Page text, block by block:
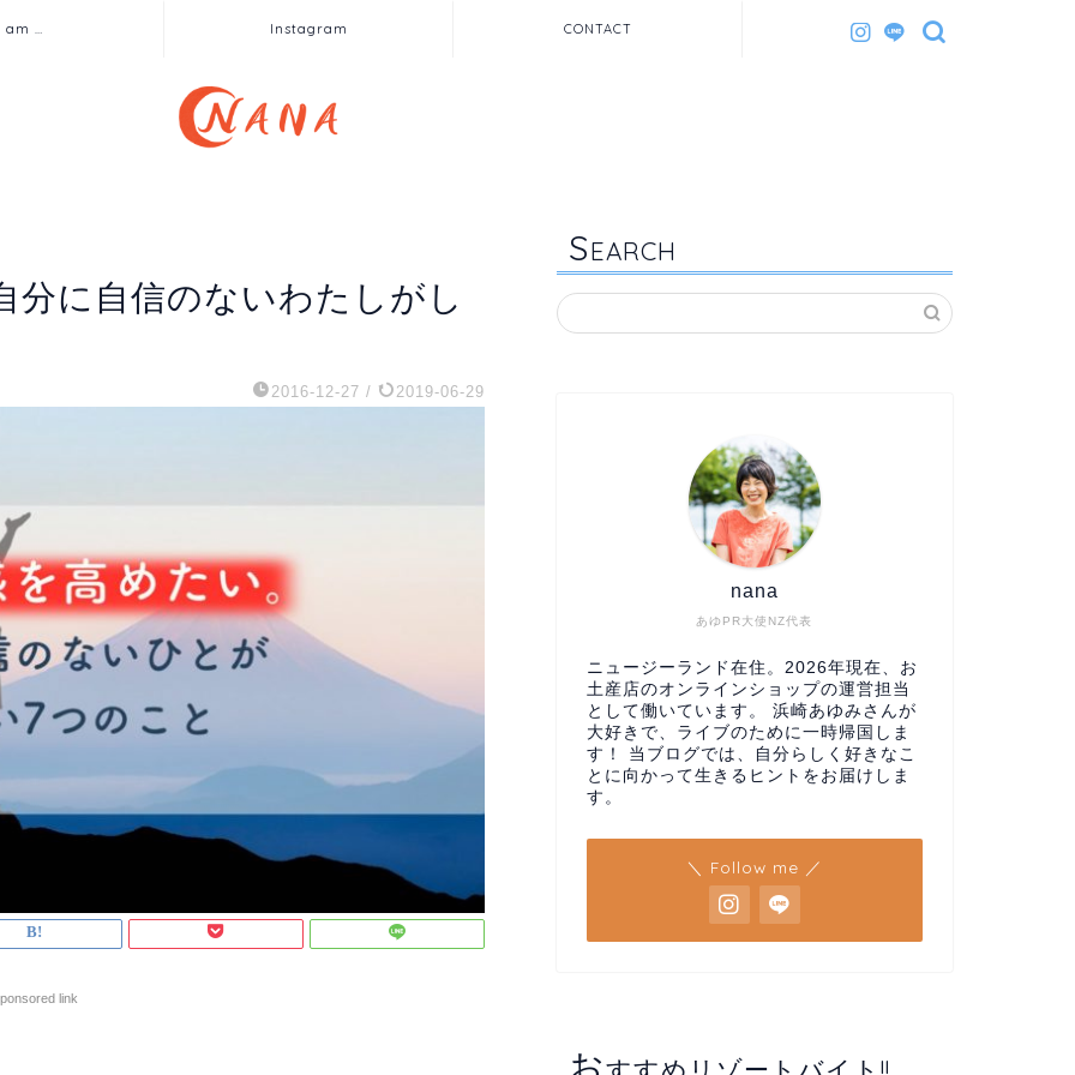
am … Instagram CONTACT
分に自信のないわたしがし
2016-12-27 / 2019-06-29
link
SEARCH
あゆPR大使NZ代表
nana
ニュージーランド在住。2026年現在、お
土産店のオンラインショップの運営担当
として働いています。 浜崎あゆみさんが
大好きで、ライブのために一時帰国しま
す！ 当ブログでは、自分らしく好きなこ
とに向かって生きるヒントをお届けしま
す。
＼ Follow me ／
お